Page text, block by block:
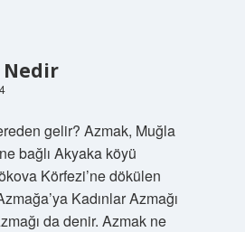
Nedir
gelir? Azmak, Muğla
bağlı Akyaka köyü
Körfezi’ne dökülen
Kadınlar Azmağı
da denir. Azmak ne